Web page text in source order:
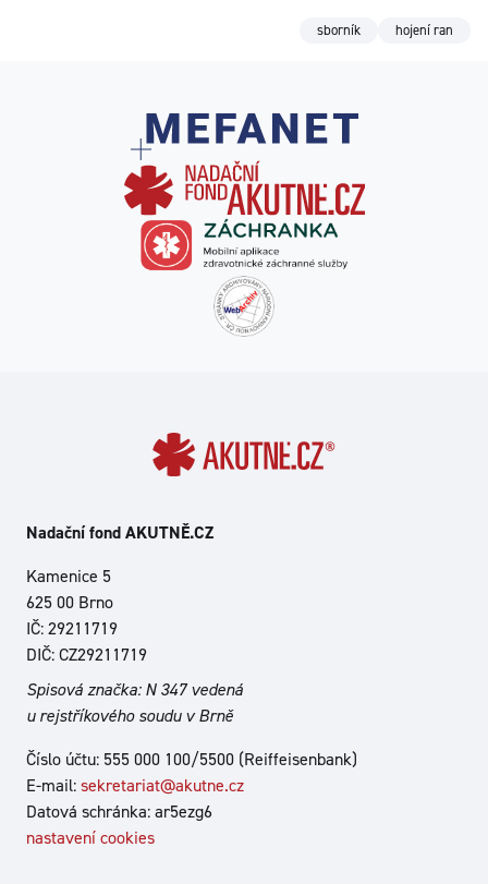
sborník hojení ran
Nadační fond AKUTNĚ.CZ
Kamenice 5
625 00 Brno
IČ: 29211719
DIČ: CZ29211719
Spisová značka: N 347 vedená
u rejstříkového soudu v Brně
Číslo účtu: 555 000 100/5500 (Reiffeisenbank)
E-mail:sekretariat@akutne.cz
Datová schránka: ar5ezg6
nastavení cookies